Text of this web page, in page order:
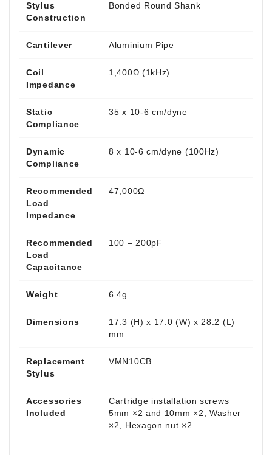
Stylus
Construction
Bonded Round Shank
Cantilever Aluminium Pipe
Coil
Impedance
1,400Ω (1kHz)
Static
Compliance
35 x 10-6 cm/dyne
Dynamic
Compliance
8 x 10-6 cm/dyne (100Hz)
Recommended
Load
Impedance
47,000Ω
Recommended
Load
Capacitance
100 – 200pF
Weight 6.4g
Dimensions
17.3 (H) x 17.0 (W) x 28.2 (L)
mm
Replacement
Stylus
VMN10CB
Accessories
Included
Cartridge installation screws
5mm ×2 and 10mm ×2, Washer
×2, Hexagon nut ×2